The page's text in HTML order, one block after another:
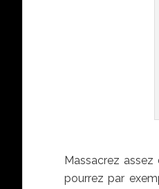
Massacrez
pourrez par